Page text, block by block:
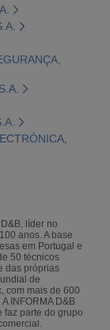
líder no
anos. A base
em Portugal e
50 técnicos
das próprias
de
com mais de 600
INFORMA D&B
faz parte do grupo